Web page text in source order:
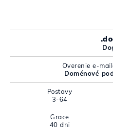
Overenie e-
Doménové
Postavy
3-64
Grace
40 dni